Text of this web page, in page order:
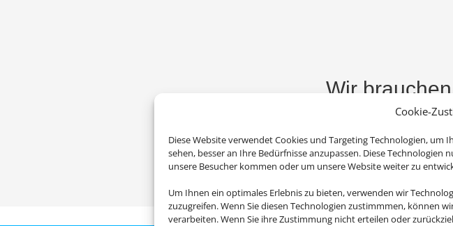
Cookie-
Diese Website verwendet Cookies und Targeting Technologien, um
sehen, besser an Ihre Bedürfnisse anzupassen. Diese
unsere Besucher kommen oder um unsere Website weiter zu
Um Ihnen ein optimales Erlebnis zu bieten, verwenden wir
zuzugreifen. Wenn Sie diesen Technologien zustimmmen, können
verarbeiten. Wenn Sie ihre Zustimmung nicht erteilen oder
Wir
Um diesen Inhalt darzustellen, aktivieren Sie bitte
Die Abwicklung der Buchung übernimmt Schmetterling